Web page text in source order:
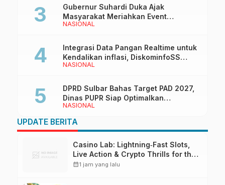
NASIONAL
Gubernur Suhardi Duka Ajak
Masyarakat Meriahkan Event
Manakarra Fair 2026
NASIONAL
Integrasi Data Pangan Realtime untuk
Kendalikan inflasi, DiskominfoSS
Sulbar Kembangkan Sistem SAPEDA
NASIONAL
DPRD Sulbar Bahas Target PAD 2027,
Dinas PUPR Siap Optimalkan
Pendapatan Daerah
UPDATE BERITA
Casino Lab: Lightning‑Fast Slots,
Live Action & Crypto Thrills for the
Quick‑Play Enthusiast
calendar_month1 jam yang lalu